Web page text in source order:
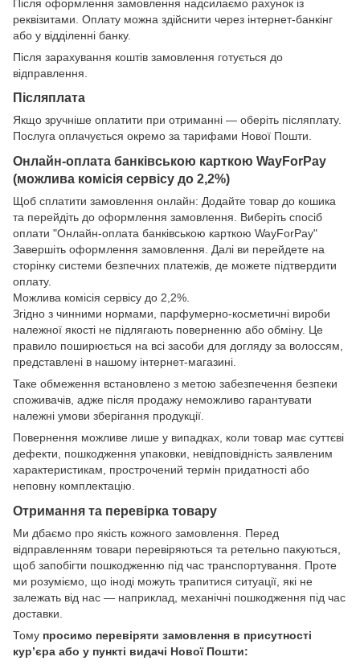
Після оформлення замовлення надсилаємо рахунок із
реквізитами. Оплату можна здійснити через інтернет-банкінг
або у відділенні банку.
Після зарахування коштів замовлення готується до
відправлення.
Післяплата
Якщо зручніше оплатити при отриманні — оберіть післяплату.
Послуга оплачується окремо за тарифами Нової Пошти.
Онлайн-оплата банківською карткою WayForPay
(можлива комісія сервісу до 2,2%)
Щоб сплатити замовлення онлайн: Додайте товар до кошика
та перейдіть до оформлення замовлення. Виберіть спосіб
оплати "Онлайн-оплата банківською карткою WayForPay"
Завершіть оформлення замовлення. Далі ви перейдете на
сторінку системи безпечних платежів, де можете підтвердити
оплату.
Можлива комісія сервісу до 2,2%.
Згідно з чинними нормами, парфумерно-косметичні вироби
належної якості не підлягають поверненню або обміну. Це
правило поширюється на всі засоби для догляду за волоссям,
представлені в нашому інтернет-магазині.
Таке обмеження встановлено з метою забезпечення безпеки
споживачів, адже після продажу неможливо гарантувати
належні умови зберігання продукції.
Повернення можливе лише у випадках, коли товар має суттєві
дефекти, пошкодження упаковки, невідповідність заявленим
характеристикам, прострочений термін придатності або
неповну комплектацію.
Отримання та перевірка товару
Ми дбаємо про якість кожного замовлення. Перед
відправленням товари перевіряються та ретельно пакуються,
щоб запобігти пошкодженню під час транспортування. Проте
ми розуміємо, що іноді можуть трапитися ситуації, які не
залежать від нас — наприклад, механічні пошкодження під час
доставки.
Тому просимо перевіряти замовлення в присутності
кур’єра або у пункті видачі Нової Пошти: